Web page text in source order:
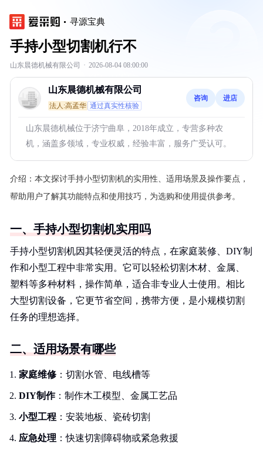
寻源宝典
手持小型切割机行不
山东晨德机械有限公司 · 2026-08-04 08:00:00
山东晨德机械有限公司
法人:高孟华 通过真实性核验
咨询 进店
山东晨德机械位于济宁曲阜，2018年成立，专营多种农
机，涵盖多领域，专业权威，经验丰富，服务广受认可。
介绍： 本文探讨手持小型切割机的实用性、适用场景及操作要点，
帮助用户了解其功能特点和使用技巧，为选购和使用提供参考。
一、手持小型切割机实用吗
手持小型切割机因其轻便灵活的特点，在家庭装修、DIY制
作和小型工程中非常实用。它可以轻松切割木材、金属、
塑料等多种材料，操作简单，适合非专业人士使用。相比
大型切割设备，它更节省空间，携带方便，是小规模切割
任务的理想选择。
二、适用场景有哪些
家庭维修 ：切割水管、电线槽等
DIY制作：制作木工模型、金属工艺品
小型工程 ：安装地板、瓷砖切割
应急处理 ：快速切割障碍物或紧急救援